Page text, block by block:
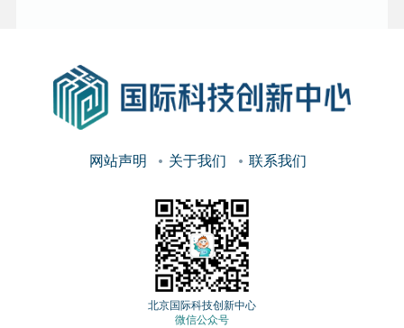
网站声明 关于我们 联系我们
北京国际科技创新中心
微信公众号